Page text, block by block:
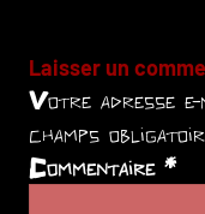
Laisser un
Votre adresse e-
champs
Commentaire *